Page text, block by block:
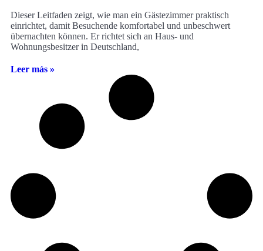
Dieser Leitfaden zeigt, wie man ein Gästezimmer praktisch
einrichtet, damit Besuchende komfortabel und unbeschwert
übernachten können. Er richtet sich an Haus- und
Wohnungsbesitzer in Deutschland,
Leer más »